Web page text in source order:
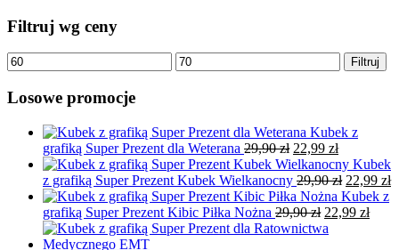
Filtruj wg ceny
Cena
min
Cena
max
Filtruj
Losowe promocje
Kubek z
grafiką Super Prezent dla Weterana 29,90zł Pierwotna
cena
wynosiła:
29,90 zł.
22,99 złAktualna
cena
wynosi:
22,99 zł.
Kubek
z grafiką Super Prezent Kubek Wielkanocny 29,90zł
cena
wynosiła:
22,99 zł
Kubek z
grafiką Super Prezent Kibic Piłka Nożna 29,90zł Pierwotna
cena
22,99 zł